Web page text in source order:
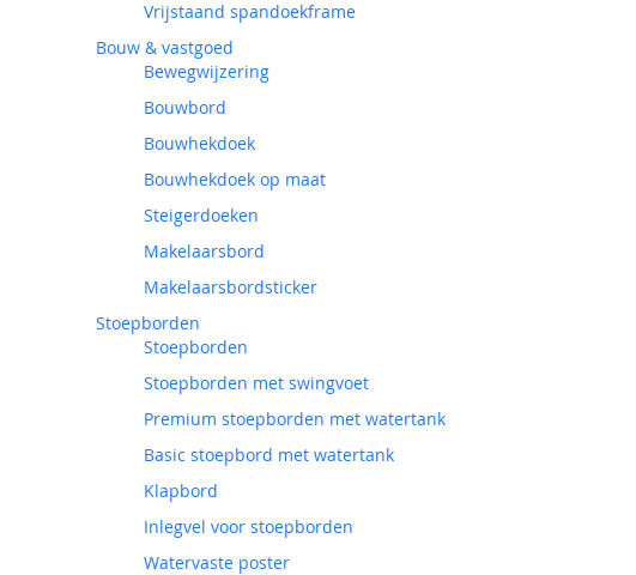
Vrijstaand spandoekframe
Bouw & vastgoed
Bewegwijzering
Bouwbord
Bouwhekdoek
Bouwhekdoek op maat
Steigerdoeken
Makelaarsbord
Makelaarsbordsticker
Stoepborden
Stoepborden
Stoepborden met swingvoet
Premium stoepborden met watertank
Basic stoepbord met watertank
Klapbord
Inlegvel voor stoepborden
Watervaste poster